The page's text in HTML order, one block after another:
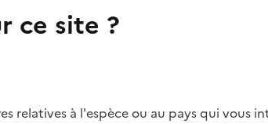
ce site ?
relatives à l'espèce ou au pays qui vous